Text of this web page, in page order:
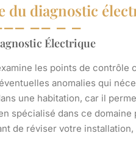
du diagnostic
Électrique
les points de contrôle
anomalies qui
une habitation, car il
spécialisé dans ce
de réviser votre installation,